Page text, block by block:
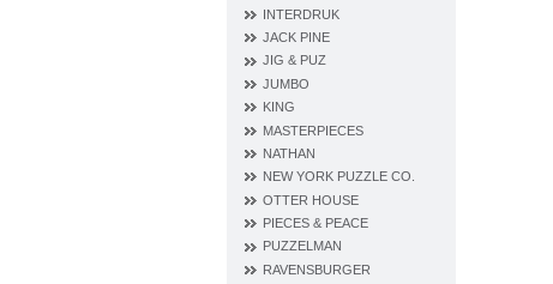
INTERDRUK
JACK PINE
JIG & PUZ
JUMBO
KING
MASTERPIECES
NATHAN
NEW YORK PUZZLE CO.
OTTER HOUSE
PIECES & PEACE
PUZZELMAN
RAVENSBURGER